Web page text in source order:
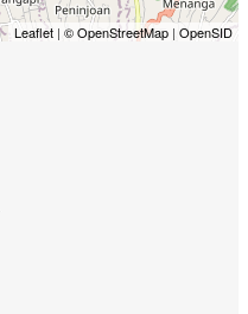
Leaflet | © OpenStreetMap | OpenSID